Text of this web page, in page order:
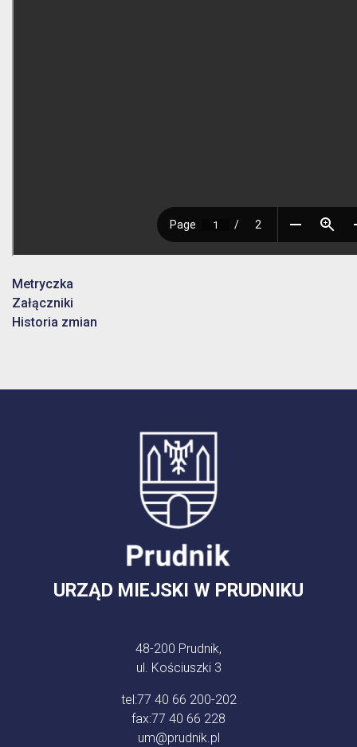
Metryczka
Załączniki
Historia zmian
URZĄD MIEJSKI W PRUDNIKU
48-200 Prudnik,
ul. Kościuszki 3
tel:77 40 66 200-202
fax:77 40 66 228
um@prudnik.pl